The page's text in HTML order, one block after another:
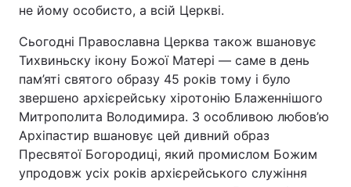
не йому особисто, а всій Церкві.
Сьогодні Православна Церква також вшановує
Тихвиньску ікону Божої Матері ― саме в день
пам’яті святого образу 45 років тому і було
звершено архієрейську хіротонію Блаженнішого
Митрополита Володимира. З особливою любов’ю
Архіпастир вшановує цей дивний образ
Пресвятої Богородиці, який промислом Божим
упродовж усіх років архієрейського служіння